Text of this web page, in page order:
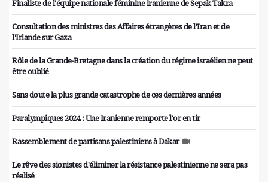
Finaliste de l'équipe nationale féminine iranienne de Sepak Takra
Consultation des ministres des Affaires étrangères de l'Iran et de
l'Irlande sur Gaza
Rôle de la Grande-Bretagne dans la création du régime israélien ne peut
être oublié
Sans doute la plus grande catastrophe de ces dernières années
Paralympiques 2024 : Une Iranienne remporte l'or en tir
Rassemblement de partisans palestiniens à Dakar
Le rêve des sionistes d'éliminer la résistance palestinienne ne sera pas
réalisé